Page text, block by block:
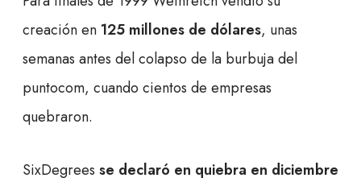
creación en 125 millones de dólares, unas
semanas antes del colapso de la burbuja del
puntocom, cuando cientos de empresas
quebraron.
SixDegrees se declaró en quiebra en diciembre